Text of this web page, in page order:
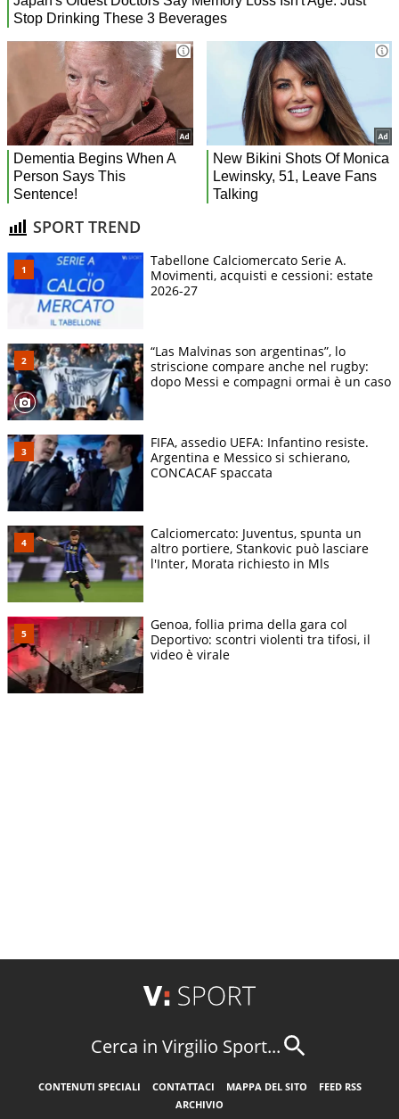
SPORT TREND
Tabellone Calciomercato Serie A.
Movimenti, acquisti e cessioni: estate
2026-27
“Las Malvinas son argentinas”, lo
striscione compare anche nel rugby:
dopo Messi e compagni ormai è un caso
FIFA, assedio UEFA: Infantino resiste.
Argentina e Messico si schierano,
CONCACAF spaccata
Calciomercato: Juventus, spunta un
altro portiere, Stankovic può lasciare
l'Inter, Morata richiesto in Mls
Genoa, follia prima della gara col
Deportivo: scontri violenti tra tifosi, il
video è virale
Cerca in Virgilio Sport...
CONTENUTI SPECIALI CONTATTACI MAPPA DEL SITO
FEED RSS
ARCHIVIO